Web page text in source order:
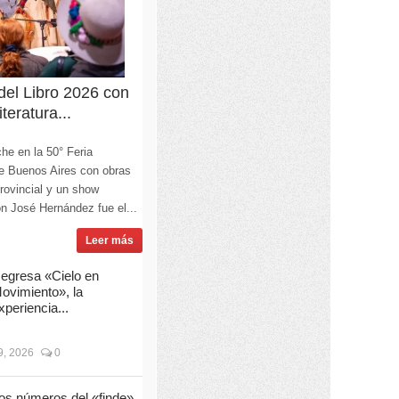
Libro 2026 con
en la 50° Feria
Buenos Aires con obras
y un show
José Hernández fue el...
Leer más
«Cielo en
la
2026 0